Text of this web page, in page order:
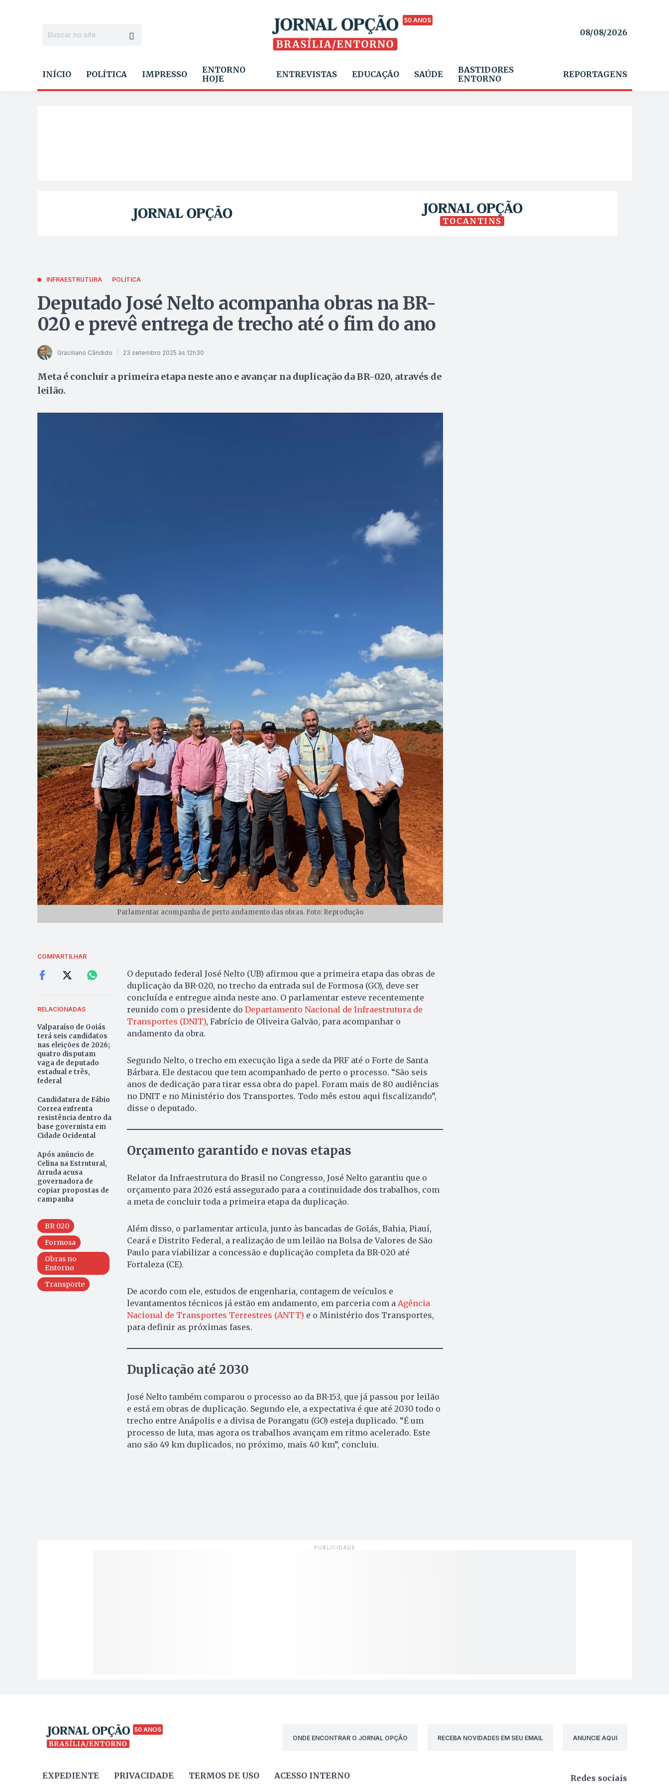
50 ANOS
08/08/2026
INÍCIO POLÍTICA IMPRESSO
ENTORNO
HOJE
ENTREVISTAS EDUCAÇÃO SAÚDE
BASTIDORES
ENTORNO
REPORTAGENS
TOCANTINS
INFRAESTRUTURA POLÍTICA
Deputado José Nelto acompanha obras na BR-
020 e prevê entrega de trecho até o fim do ano
Graciliano Cândido 23 setembro 2025 às 12h30
Meta é concluir a primeira etapa neste ano e avançar na duplicação da BR-020, através de
leilão.
Parlamentar acompanha de perto andamento das obras. Foto: Reprodução
COMPARTILHAR
RELACIONADAS
Valparaíso de Goiás
terá seis candidatos
nas eleições de 2026;
quatro disputam
vaga de deputado
estadual e três,
federal
Candidatura de Fábio
Correa enfrenta
resistência dentro da
base governista em
Cidade Ocidental
Após anúncio de
Celina na Estrutural,
Arruda acusa
governadora de
copiar propostas de
campanha
BR 020
Formosa
Obras no
Entorno
Transporte
O deputado federal José Nelto (UB) afirmou que a primeira etapa das obras de
duplicação da BR-020, no trecho da entrada sul de Formosa (GO), deve ser
concluída e entregue ainda neste ano. O parlamentar esteve recentemente
reunido com o presidente do Departamento Nacional de Infraestrutura de
Transportes (DNIT), Fabrício de Oliveira Galvão, para acompanhar o
andamento da obra.
Segundo Nelto, o trecho em execução liga a sede da PRF até o Forte de Santa
Bárbara. Ele destacou que tem acompanhado de perto o processo. “São seis
anos de dedicação para tirar essa obra do papel. Foram mais de 80 audiências
no DNIT e no Ministério dos Transportes. Todo mês estou aqui fiscalizando”,
disse o deputado.
Orçamento garantido e novas etapas
Relator da Infraestrutura do Brasil no Congresso, José Nelto garantiu que o
orçamento para 2026 está assegurado para a continuidade dos trabalhos, com
a meta de concluir toda a primeira etapa da duplicação.
Além disso, o parlamentar articula, junto às bancadas de Goiás, Bahia, Piauí,
Ceará e Distrito Federal, a realização de um leilão na Bolsa de Valores de São
Paulo para viabilizar a concessão e duplicação completa da BR-020 até
Fortaleza (CE).
De acordo com ele, estudos de engenharia, contagem de veículos e
levantamentos técnicos já estão em andamento, em parceria com a Agência
Nacional de Transportes Terrestres (ANTT) e o Ministério dos Transportes,
para definir as próximas fases.
Duplicação até 2030
José Nelto também comparou o processo ao da BR-153, que já passou por leilão
e está em obras de duplicação. Segundo ele, a expectativa é que até 2030 todo o
trecho entre Anápolis e a divisa de Porangatu (GO) esteja duplicado. “É um
processo de luta, mas agora os trabalhos avançam em ritmo acelerado. Este
ano são 49 km duplicados, no próximo, mais 40 km”, concluiu.
50 ANOS
ONDE ENCONTRAR O JORNAL OPÇÃO
RECEBA NOVIDADES EM SEU EMAIL ANUNCIE AQUI
EXPEDIENTE PRIVACIDADE TERMOS DE USO ACESSO INTERNO Redes sociais